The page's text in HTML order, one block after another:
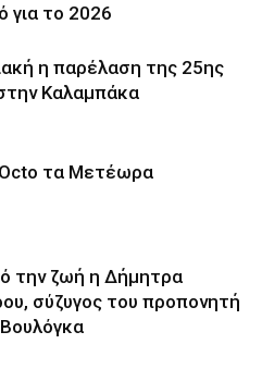
για το 2026
η παρέλαση της 25ης
Καλαμπάκα
τα Μετέωρα
την ζωή η Δήμητρα
σύζυγος του προπονητή